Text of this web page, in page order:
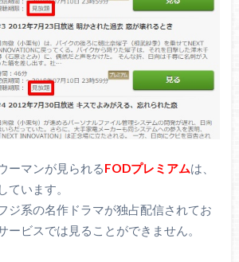
ーマンが見られるFODプレミアムは、
ています。
ジ系の名作ドラマが独占配信されてお
ービスでは見ることができません。